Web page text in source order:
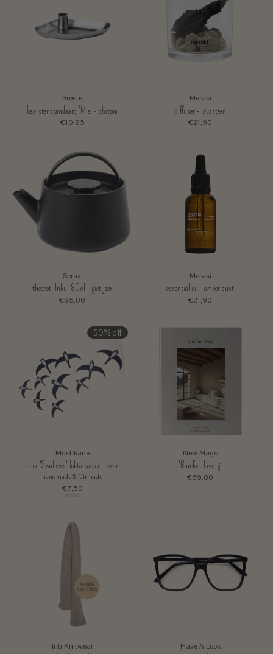
Broste
kaarstenstandaard 'Mie' - chroom
€10,95
Meraki
diffuser - lavasteen
€21,90
Serax
theepot 'Inku' 80cl - gietijzer
€95,00
Meraki
essential oil - amber dust
€21,90
50% off
Mushkane
decor 'Swallows' lokta papier - zwart
handmade & fairmade
€7,50
€15,00
New Mags
'Barefoot Living'
€69,00
Inti Knitwear Have A Look